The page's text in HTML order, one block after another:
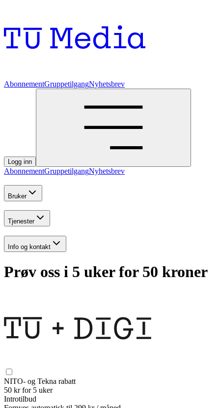
AbonnementGruppetilgangNyhetsbrev
Logg inn
AbonnementGruppetilgangNyhetsbrev
Bruker
Tjenester
Info og kontakt
Prøv oss i 5 uker for 50 kroner
NITO- og Tekna rabatt
50 kr for 5 uker
Introtilbud